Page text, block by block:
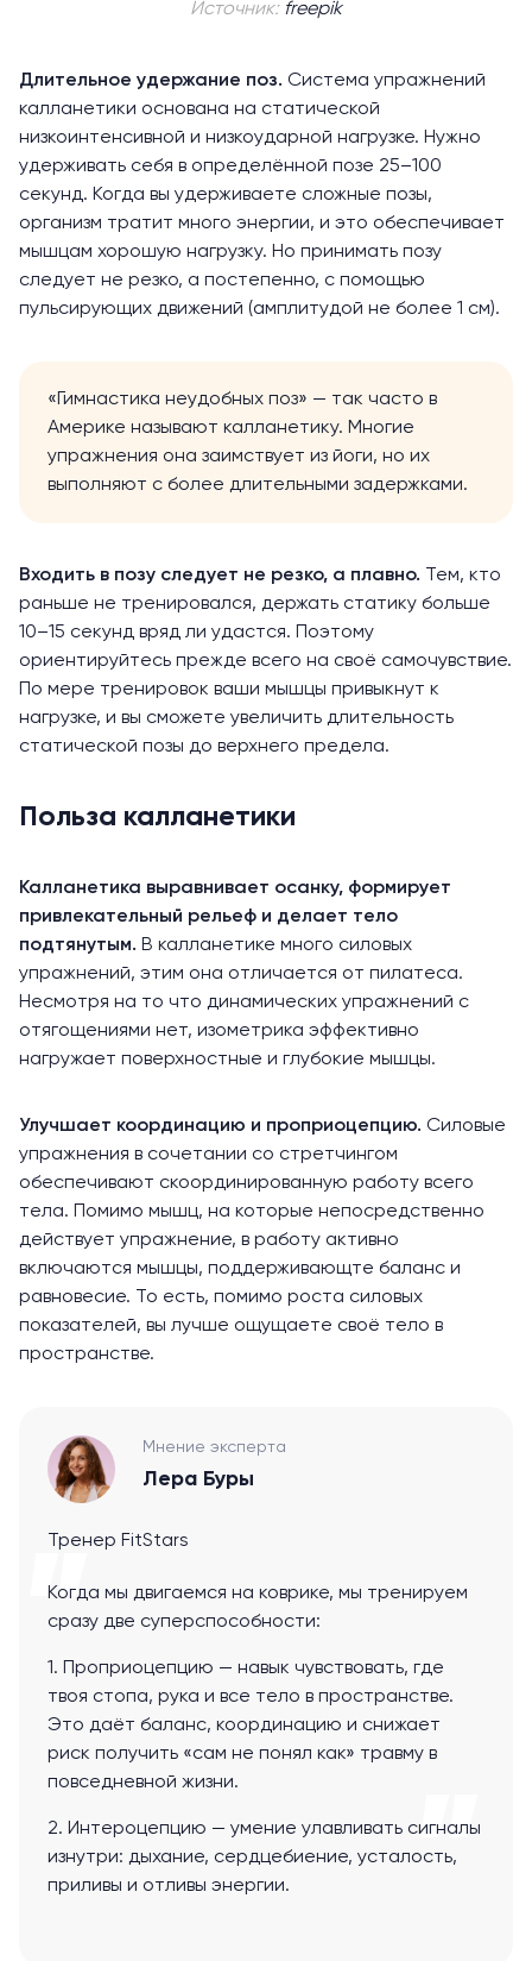
Источник: freepik
Длительное удержание поз. Система упражнений
калланетики основана на статической
низкоинтенсивной и низкоударной нагрузке. Нужно
удерживать себя в определённой позе 25–100
секунд. Когда вы удерживаете сложные позы,
организм тратит много энергии, и это обеспечивает
мышцам хорошую нагрузку. Но принимать позу
следует не резко, а постепенно, с помощью
пульсирующих движений (амплитудой не более 1 см).
«Гимнастика неудобных поз» — так часто в
Америке называют калланетику. Многие
упражнения она заимствует из йоги, но их
выполняют с более длительными задержками.
Входить в позу следует не резко, а плавно. Тем, кто
раньше не тренировался, держать статику больше
10–15 секунд вряд ли удастся. Поэтому
ориентируйтесь прежде всего на своё самочувствие.
По мере тренировок ваши мышцы привыкнут к
нагрузке, и вы сможете увеличить длительность
статической позы до верхнего предела.
Польза калланетики
Калланетика выравнивает осанку, формирует
привлекательный рельеф и делает тело
подтянутым. В калланетике много силовых
упражнений, этим она отличается от пилатеса.
Несмотря на то что динамических упражнений с
отягощениями нет, изометрика эффективно
нагружает поверхностные и глубокие мышцы.
Улучшает координацию и проприоцепцию. Силовые
упражнения в сочетании со стретчингом
обеспечивают скоординированную работу всего
тела. Помимо мышц, на которые непосредственно
действует упражнение, в работу активно
включаются мышцы, поддерживающте баланс и
равновесие. То есть, помимо роста силовых
показателей, вы лучше ощущаете своё тело в
пространстве.
Мнение эксперта
Лера Буры
Тренер FitStars
Когда мы двигаемся на коврике, мы тренируем
сразу две суперспособности:
1. Проприоцепцию — навык чувствовать, где
твоя стопа, рука и все тело в пространстве.
Это даёт баланс, координацию и снижает
риск получить «сам не понял как» травму в
повседневной жизни.
2. Интероцепцию — умение улавливать сигналы
изнутри: дыхание, сердцебиение, усталость,
приливы и отливы энергии.